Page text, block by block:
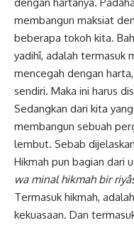
membangun maksiat
beberapa tokoh kita.
yadihî, adalah termasuk
mencegah dengan
sendiri. Maka ini harus
Sedangkan dari kita
membangun sebuah
lembut. Sebab dijelaskan
Hikmah pun bagian dari
wa minal hikmah bir
Termasuk hikmah,
kekuasaan. Dan